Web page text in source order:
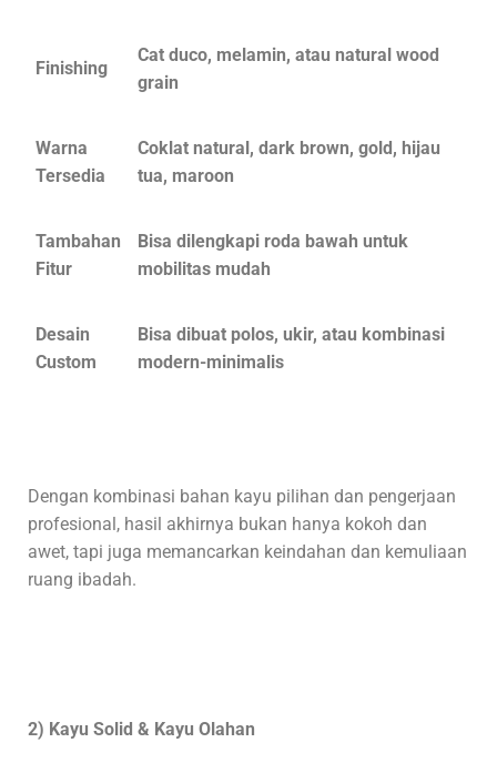
Finishing
Cat duco, melamin, atau natural wood
grain
Warna
Tersedia
Coklat natural, dark brown, gold, hijau
tua, maroon
Tambahan
Fitur
Bisa dilengkapi roda bawah untuk
mobilitas mudah
Desain
Custom
Bisa dibuat polos, ukir, atau kombinasi
modern-minimalis
Dengan kombinasi bahan kayu pilihan dan pengerjaan
profesional, hasil akhirnya bukan hanya kokoh dan
awet, tapi juga memancarkan keindahan dan kemuliaan
ruang ibadah.
2) Kayu Solid & Kayu Olahan